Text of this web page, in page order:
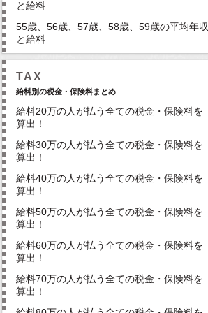
と給料
55歳、56歳、57歳、58歳、59歳の平均年収
と給料
TAX
給料別の税金・保険料まとめ
給料20万の人が払う全ての税金・保険料を
算出！
給料30万の人が払う全ての税金・保険料を
算出！
給料40万の人が払う全ての税金・保険料を
算出！
給料50万の人が払う全ての税金・保険料を
算出！
給料60万の人が払う全ての税金・保険料を
算出！
給料70万の人が払う全ての税金・保険料を
算出！